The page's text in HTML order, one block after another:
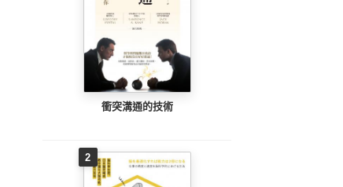
衝突溝通的技術
2